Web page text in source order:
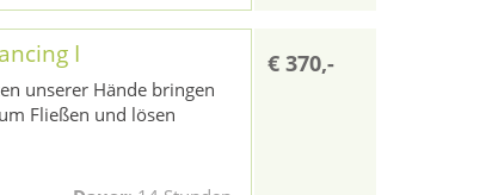
I
unserer Hände bringen
Fließen und lösen
€ 370,-